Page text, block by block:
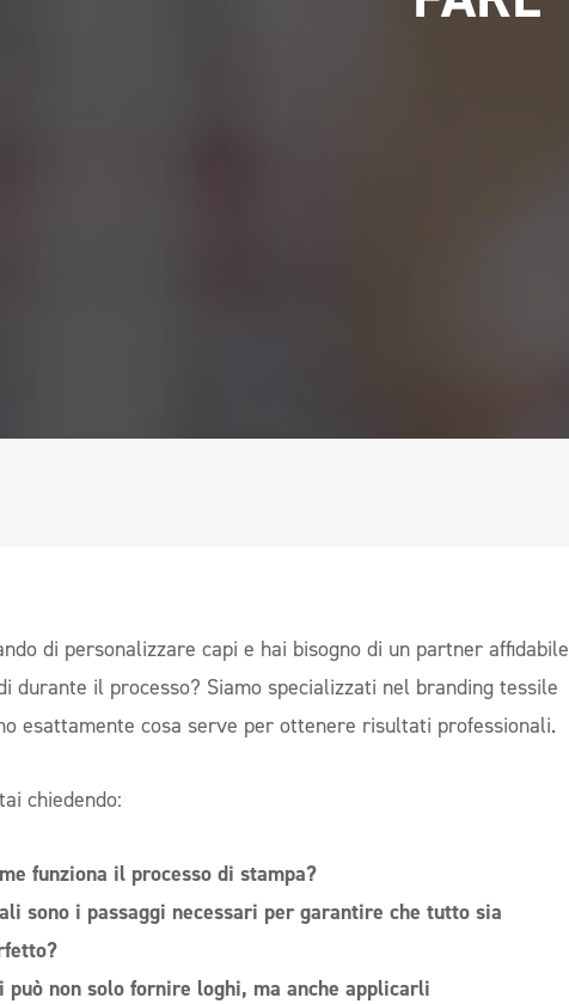
di personalizzare capi e hai bisogno di un partner affidabile
durante il processo? Siamo specializzati nel branding tessile
esattamente cosa serve per ottenere risultati professionali.
chiedendo:
funziona il processo di stampa?
sono i passaggi necessari per garantire che tutto sia
può non solo fornire loghi, ma anche applicarli